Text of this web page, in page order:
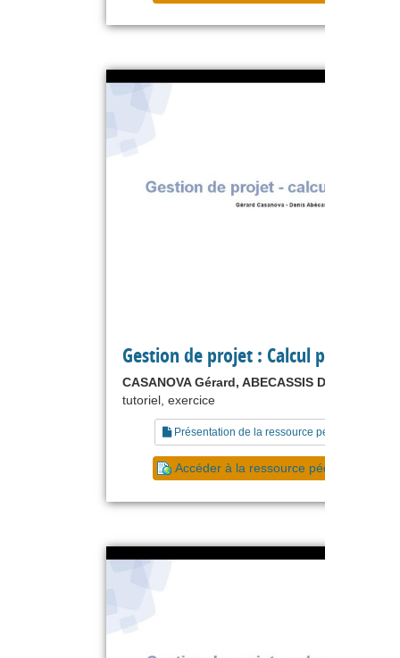
Gestion de projet : Calcul
CASANOVA Gérard, ABECASSIS Denis
tutoriel, exercice
Présentation de la ressource pédagogique
Accéder à la ressource pédagogique